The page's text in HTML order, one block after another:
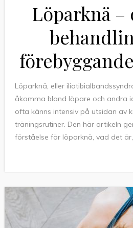
Löparknä –
Löparknä, eller
åkomma bland löpare och andra
ofta känns intensiv på utsidan av
träningsrutiner. Den här artikeln
förståelse för löparknä, vad det